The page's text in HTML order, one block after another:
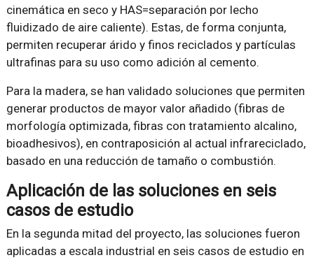
cinemática en seco y HAS=separación por lecho
fluidizado de aire caliente). Estas, de forma conjunta,
permiten recuperar árido y finos reciclados y partículas
ultrafinas para su uso como adición al cemento.
Para la madera, se han validado soluciones que permiten
generar productos de mayor valor añadido (fibras de
morfología optimizada, fibras con tratamiento alcalino,
bioadhesivos), en contraposición al actual infrareciclado,
basado en una reducción de tamaño o combustión.
Aplicación de las soluciones en seis
casos de estudio
En la segunda mitad del proyecto, las soluciones fueron
aplicadas a escala industrial en seis casos de estudio en